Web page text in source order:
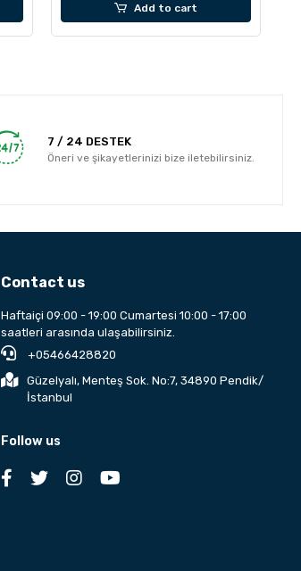
Add to cart
7 / 24 DESTEK
Öneri ve şikayetlerinizi bize iletebilirsiniz.
Contact us
Haftaiçi 09:00 - 19:00 Cumartesi 10:00 - 17:00
saatleri arasında ulaşabilirsiniz.
+05466428820
Güzelyalı, Menteş Sok. No:7, 34890 Pendik/
İstanbul
Follow us